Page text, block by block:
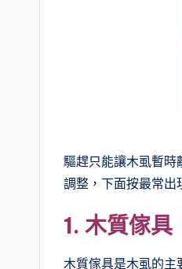
驅趕只能讓木虱暫時
調整，下面按最常出
1. 木質傢具
木質傢具是木虱的